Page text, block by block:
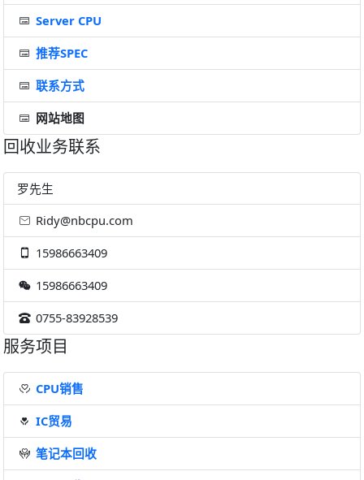
Server CPU
推荐SPEC
联系方式
网站地图
回收业务联系
罗先生
Ridy@nbcpu.com
15986663409
15986663409
0755-83928539
服务项目
CPU销售
IC贸易
笔记本回收